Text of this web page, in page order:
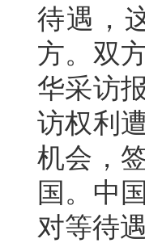
待遇，
方。双
华采访
访权利
机会，
国。中
对等待